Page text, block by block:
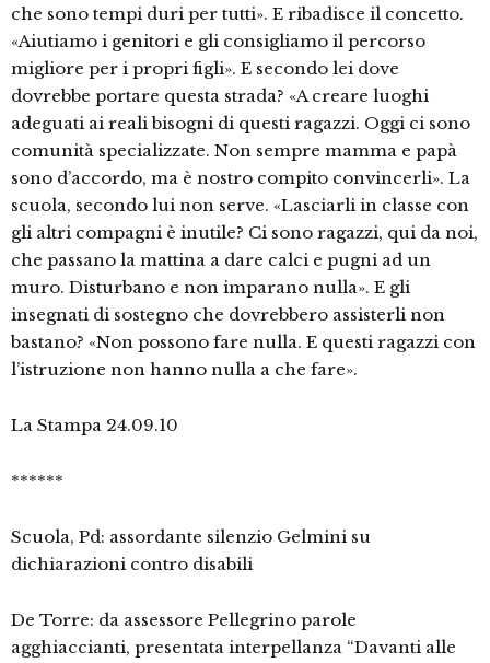
che sono tempi duri per tutti». E ribadisce il concetto.
«Aiutiamo i genitori e gli consigliamo il percorso
migliore per i propri figli». E secondo lei dove
dovrebbe portare questa strada? «A creare luoghi
adeguati ai reali bisogni di questi ragazzi. Oggi ci sono
comunità specializzate. Non sempre mamma e papà
sono d’accordo, ma è nostro compito convincerli». La
scuola, secondo lui non serve. «Lasciarli in classe con
gli altri compagni è inutile? Ci sono ragazzi, qui da noi,
che passano la mattina a dare calci e pugni ad un
muro. Disturbano e non imparano nulla». E gli
insegnati di sostegno che dovrebbero assisterli non
bastano? «Non possono fare nulla. E questi ragazzi con
l’istruzione non hanno nulla a che fare».
La Stampa 24.09.10
******
Scuola, Pd: assordante silenzio Gelmini su
dichiarazioni contro disabili
De Torre: da assessore Pellegrino parole
agghiaccianti, presentata interpellanza “Davanti alle